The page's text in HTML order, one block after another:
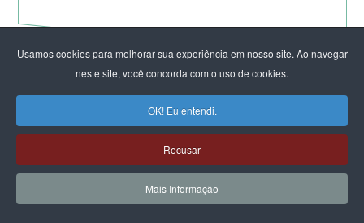
Usamos cookies para melhorar sua experiência em nosso site. Ao navegar
neste site, você concorda com o uso de cookies.
OK! Eu entendi.
Recusar
Mais Informação